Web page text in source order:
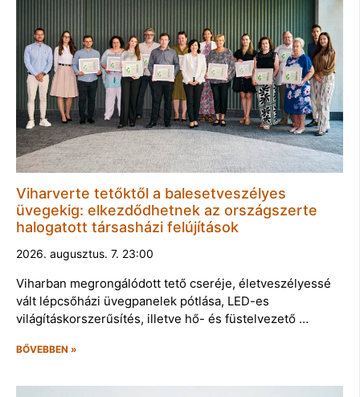
Viharverte tetőktől a balesetveszélyes
üvegekig: elkezdődhetnek az országszerte
halogatott társasházi felújítások
2026. augusztus. 7. 23:00
Viharban megrongálódott tető cseréje, életveszélyessé
vált lépcsőházi üvegpanelek pótlása, LED-es
világításkorszerűsítés, illetve hő- és füstelvezető …
BŐVEBBEN »